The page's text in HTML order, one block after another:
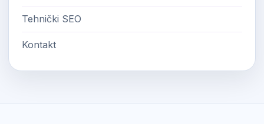
Tehnički SEO
Kontakt